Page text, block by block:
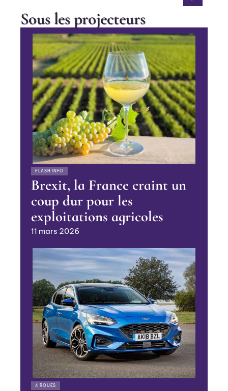
Sous les projecteurs
FLASH INFO
Brexit, la France craint un
coup dur pour les
exploitations agricoles
11 mars 2026
4 ROUES